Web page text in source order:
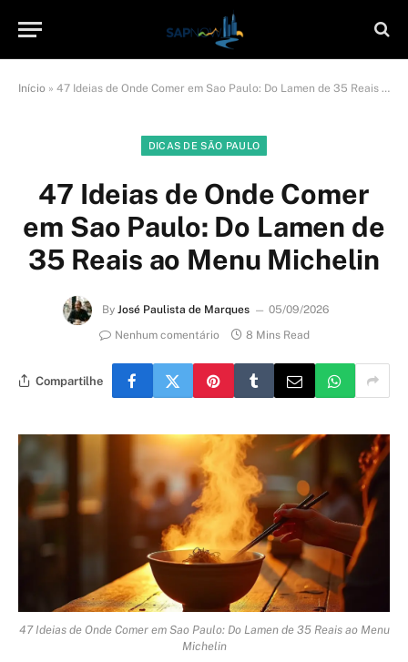
Início » 47 Ideias de Onde Comer em Sao Paulo: Do Lamen de 35 Reais ao Menu Michelin
DICAS DE SÃO PAULO
47 Ideias de Onde Comer
em Sao Paulo: Do Lamen de
35 Reais ao Menu Michelin
By José Paulista de Marques
05/09/2026
Nenhum comentário
8 Mins Read
Compartilhe
47 Ideias de Onde Comer em Sao Paulo: Do Lamen de 35 Reais ao Menu
Michelin